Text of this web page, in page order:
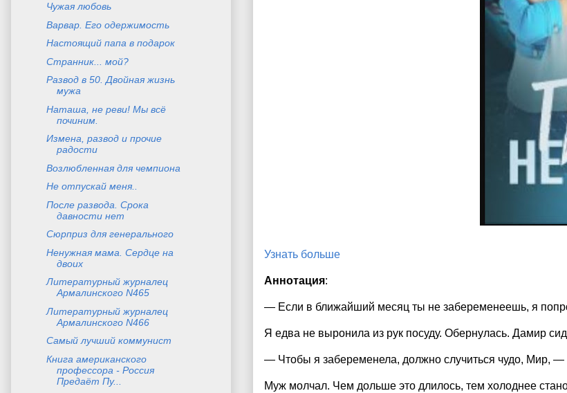
Узнать больше
Аннотация:
— Если в ближайший месяц ты не забеременеешь, я
Я едва не выронила из рук посуду. Обернулась. Дамир
— Чтобы я забеременела, должно случиться чудо, Мир, —
Муж молчал. Чем дольше это длилось, тем холоднее
Чужая любовь
Варвар. Его одержимость
Настоящий папа в подарок
Странник... мой?
Развод в 50. Двойная жизнь
мужа
Наташа, не реви! Мы всё
починим.
Измена, развод и прочие
радости
Возлюбленная для чемпиона
Не отпускай меня..
После развода. Срока
давности нет
Сюрприз для генерального
Ненужная мама. Сердце на
двоих
Литературный журналец
Армалинского N465
Литературный журналец
Армалинского N466
Самый лучший коммунист
Книга американского
профессора - Россия
Предаёт Пу...